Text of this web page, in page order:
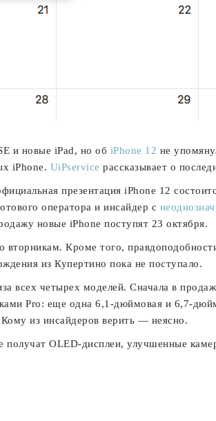
и новые iPad, но об iPhone 12 не
iPhone. UiPservice рассказывает о
презентация iPhone 12
оператора и инсайдер с
новые iPhone поступят 23 октября.
Кроме того,
из Купертино пока не поступало.
всех четырех моделей. Cначала в
Pro: еще одна 6,1-дюймовая и 6,7-
из инсайдеров верить — неясно.
OLED-дисплеи, улучшенные